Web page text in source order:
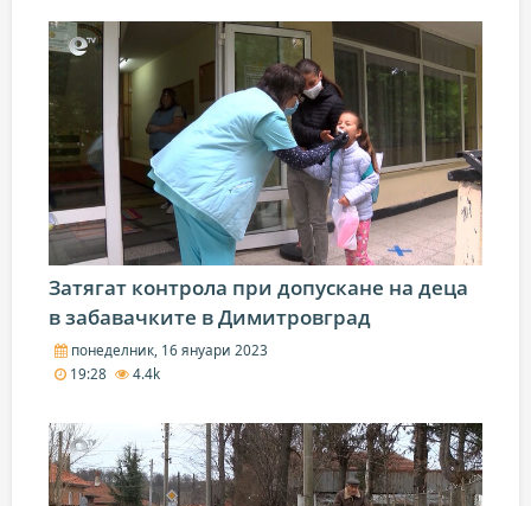
Затягат контрола при допускане на деца
в забавачките в Димитровград
понеделник, 16 януари 2023
19:28
4.4k